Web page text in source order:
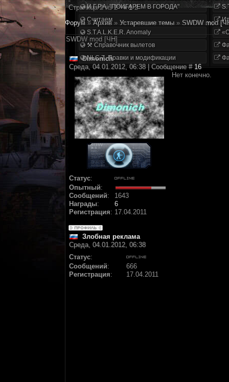
И.Г.Р.А. "ПОИГАРЕМ В ГОРОДА"
Считаем
S.T.A.L.K.E.R. Anomaly
⚒ Справочник вылетов
NLC 7. Правки и модификации
Страница2из2 « 1 2
Форум » Архив » Устаревшие темы » SWDW mod
SWDW mod [ЧН]
Dimonich
Среда, 04.01.2012, 06:38 | Сообщение #16
Статус:
Опытный:
Сообщений:
1643
Награды:
6
Регистрация: 17.04.2011
Нет конечно.
Злобная реклама
Среда, 04.01.2012, 06:38
Статус:
Сообщений:
666
Регистрация: 17.04.2011